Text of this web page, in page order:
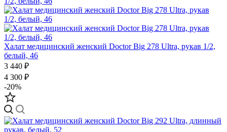
Халат медицинский женский Doctor Big 278 Ultra, рукав 1/2,
белый, 46
3 440 ₽
4 300 ₽
-20%